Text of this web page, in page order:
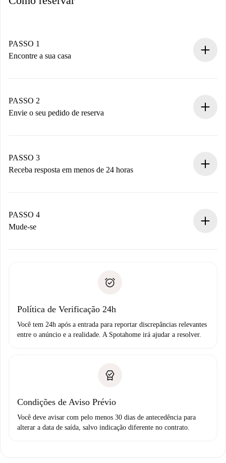
PASSO 1
Encontre a sua casa
Você tem todas as informações necessárias
antecipadamente.
PASSO 2
Envie o seu pedido de reserva
Não cobramos nada até que o proprietário confirme.
PASSO 3
Receba resposta em menos de 24 horas
proprietário.
Se recusada: não cobraremos nada e ofereceremos
Débito direto bancário
PASSO 4
Mude-se
não comunicar nenhum problema.
Política de Verificação 24h
Você tem 24h após a entrada para reportar discrepâncias relevantes
entre o anúncio e a realidade. A Spotahome irá ajudar a resolver.
Condições de Aviso Prévio
Você deve avisar com pelo menos 30 dias de antecedência para
alterar a data de saída, salvo indicação diferente no contrato.